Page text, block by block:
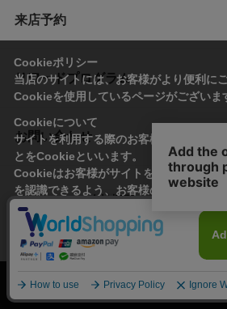
来店予約
リワードプログラム
お問い合わせ
会社概要
利用規約 特定商取引法
© Imayo &
Cookieポリシー
当店のサイトには、お客様がより便利に
Cookieを使用しているページがございま
Cookieについて
サイトを利用する際のお客様情報をPC上
とをCookieといいます。
Cookieはお客様がサイトを再訪問された
を認識できるよう、お客様のデバイス間
れます。
なお、Cookieに保存されている情報の
ることはできません。
承諾する